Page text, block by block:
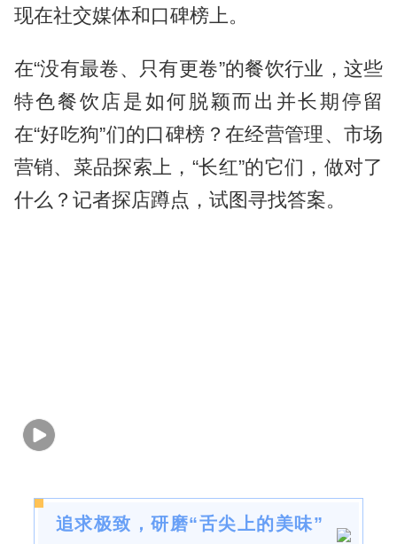
现在社交媒体和口碑榜上。
在“没有最卷、只有更卷”的餐饮行业，这些
特色餐饮店是如何脱颖而出并长期停留
在“好吃狗”们的口碑榜？在经营管理、市场
营销、菜品探索上，“长红”的它们，做对了
什么？记者探店蹲点，试图寻找答案。
追求极致，研磨“舌尖上的美味”